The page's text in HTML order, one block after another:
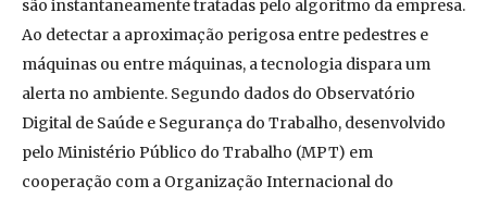
são instantaneamente tratadas pelo algoritmo da empresa.
Ao detectar a aproximação perigosa entre pedestres e
máquinas ou entre máquinas, a tecnologia dispara um
alerta no ambiente. Segundo dados do Observatório
Digital de Saúde e Segurança do Trabalho, desenvolvido
pelo Ministério Público do Trabalho (MPT) em
cooperação com a Organização Internacional do